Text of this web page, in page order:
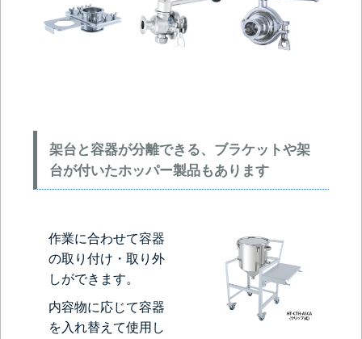
架台と容器が分離できる、ブラケットや架
台が付いたホッパー製品もあります
作業に合わせて容器
の取り付け・取り外
しができます。
内容物に応じて容器
を入れ替えて使用し